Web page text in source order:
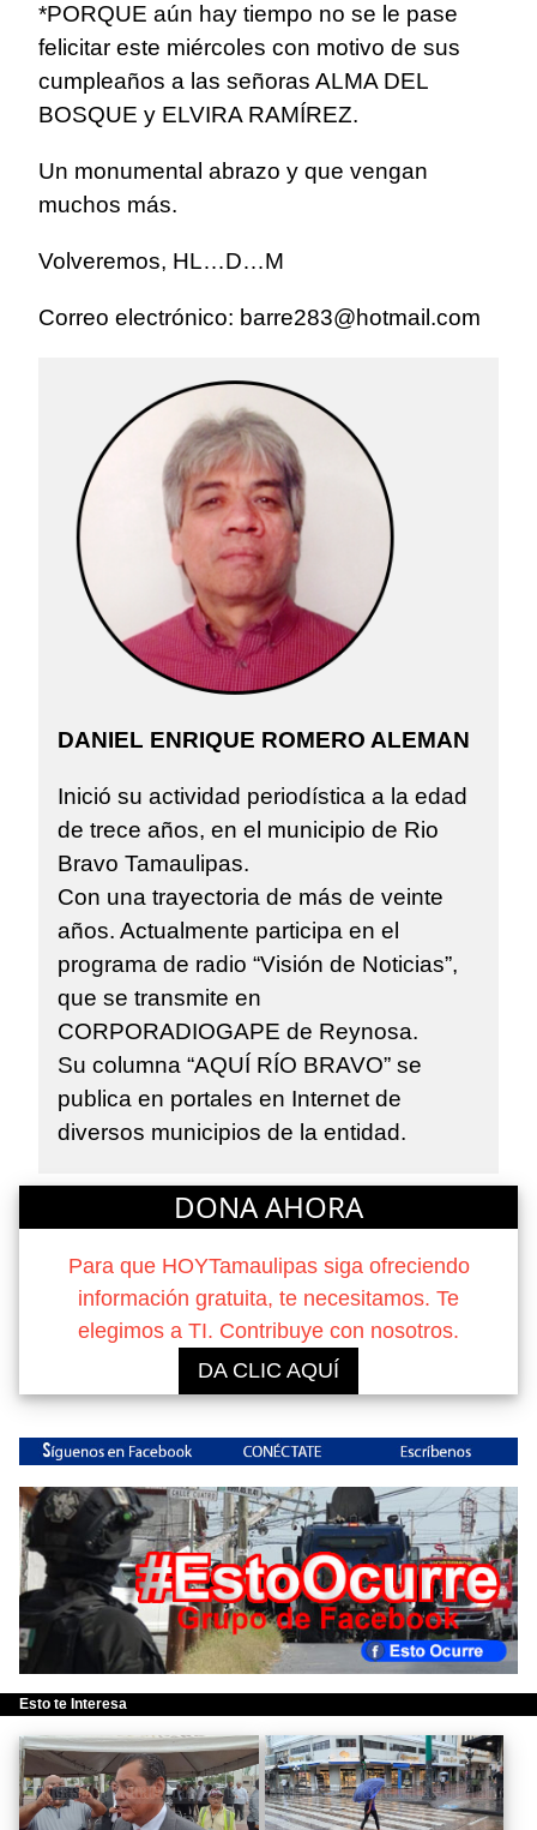
*PORQUE aún hay tiempo no se le pase
felicitar este miércoles con motivo de sus
cumpleaños a las señoras ALMA DEL
BOSQUE y ELVIRA RAMÍREZ.
Un monumental abrazo y que vengan
muchos más.
Volveremos, HL…D…M
Correo electrónico: barre283@hotmail.com
DANIEL ENRIQUE ROMERO ALEMAN
Inició su actividad periodística a la edad
de trece años, en el municipio de Rio
Bravo Tamaulipas.
Con una trayectoria de más de veinte
años. Actualmente participa en el
programa de radio “Visión de Noticias”,
que se transmite en
CORPORADIOGAPE de Reynosa.
Su columna “AQUÍ RÍO BRAVO” se
publica en portales en Internet de
diversos municipios de la entidad.
DONA AHORA
Para que HOYTamaulipas siga ofreciendo
información gratuita, te necesitamos. Te
elegimos a TI. Contribuye con nosotros.
DA CLIC AQUÍ
Esto te Interesa